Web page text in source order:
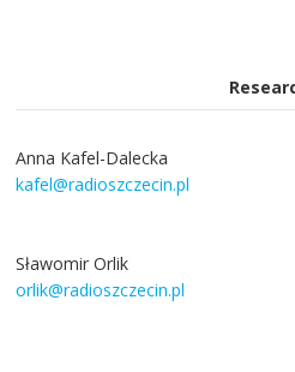
Anna Kafel-Dalecka
kafel@radioszczecin.pl
Sławomir Orlik
orlik@radioszczecin.pl